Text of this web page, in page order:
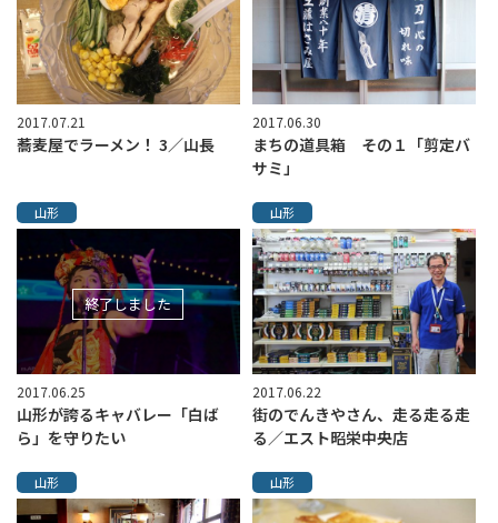
2017.07.21
蕎麦屋でラーメン！ 3／山長
2017.06.30
まちの道具箱 その１「剪定バ
サミ」
山形
終了しました
2017.06.25
山形が誇るキャバレー「白ば
ら」を守りたい
山形
2017.06.22
街のでんきやさん、走る走る走
る／エスト昭栄中央店
山形 山形